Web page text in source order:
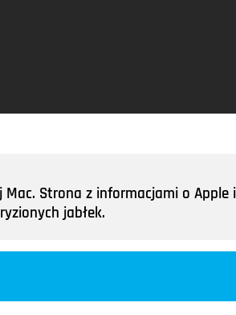
Mac. Strona z informacjami o
jabłek.